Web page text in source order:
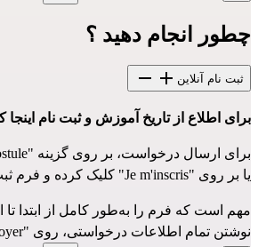
چطور انجام دهید ؟
ثبت نام آنلاین
برای اطلاع از تاریخ آموزش و ثبت نام اینجا
یا بر روی "Je m'inscris" کلیک کرده و فرم ثبت نام را تکمیل کنید.
مهم است که فرم را به‌طور کامل از ابتدا تا
نوشتن تمام اطلاعات درخواستی، روی "Envoyer" کلیک کنید.